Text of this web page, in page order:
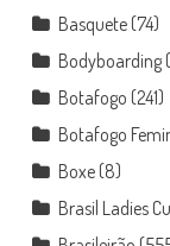
Basquete(74)
Bodyboarding
Botafogo (241)
Botafogo
Boxe(8)
Brasil Ladies